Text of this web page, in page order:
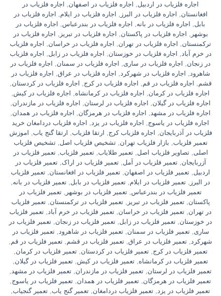
اجاره فلزیاب در اردبیل, اجاره فلزیاب در اصفهان,
اجاره فلزیاب در
افغانستان, اجاره فلزیاب در البرز , اجاره فلزیاب در ایلام,
اجاره فلزیاب در
بابل, اجاره فلزیاب در بانه, اجاره فلزیاب در بندرعباس,
اجاره فلزیاب در
بوشهر , اجاره فلزیاب در پاکستان, اجاره فلزیاب در تبریز ,
اجاره فلزیاب در
ترکمنستان, اجاره فلزیاب در تهران, اجاره فلزیاب در خراسان,
اجاره فلزیاب
در خرم آباد, اجاره فلزیاب در خوزستان, اجاره فلزیاب در زابل,
اجاره فلزیاب
در زنجان, اجاره فلزیاب در ساری, اجاره فلزیاب در سمنان,
اجاره فلزیاب در
شاهرود, اجاره فلزیاب در شهرکرد, اجاره فلزیاب در عراق,
اجاره فلزیاب در
قشم, اجاره فلزیاب در قم, اجاره فلزیاب در کرج, اجاره فلزیاب در کردستان,
اجاره فلزیاب در کرمان, اجاره فلزیاب در کرمانشاه, اجاره فلزیاب در کیش,
اجاره فلزیاب در گیلان, اجاره فلزیاب در لرستان, اجاره فلزیاب در مازندران,
اجاره فلزیاب در مشهد, اجاره فلزیاب در هرمزگان, اجاره فلزیاب در همدان,
اجاره فلزیاب در یاسوج, اجاره فلزیاب در یزد,
اجاره فلزیاب دردامغان خرید
فلزیاب در آذربایجان, اجاره فلزیاب کرج, ارتقا فلزیاب, ارتقا گنج یاب,
اموزش
تعمیر فلزیاب, بازار فلزیاب تهران,تشخیص فلزیاب اصل,تشخیص فلزیاب
اصلی,تصاویر فلزیاب اصل,تعمیر طلایاب,تعمیر فلزیاب,تعمیر فلزیاب در
آزربایجان,تعمیر فلزیاب در آمل,تعمیر فلزیاب در اراک,تعمیر فلزیاب در
اردبیل, تعمیر فلزیاب در اصفهان, تعمیر فلزیاب در افغانستان, تعمیر فلزیاب
در البرز , تعمیر فلزیاب در ایلام, تعمیر فلزیاب در بابل, تعمیر فلزیاب در بانه,
تعمیر فلزیاب در بندرعباس, تعمیر فلزیاب در بوشهر , تعمیر فلزیاب در
پاکستان,تعمیر فلزیاب در تبریز ,تعمیر فلزیاب در ترکمنستان,تعمیر فلزیاب
در تهران, تعمیر فلزیاب در خراسان, تعمیر فلزیاب در خرم آباد, تعمیر فلزیاب
در خوزستان, تعمیر فلزیاب در زابل, تعمیر فلزیاب در زنجان, تعمیر فلزیاب در
ساری,تعمیر فلزیاب در سمنان,تعمیر فلزیاب در شاهرود,تعمیر فلزیاب در
شهرکرد, تعمیر فلزیاب در عراق, تعمیر فلزیاب در قشم, تعمیر فلزیاب در قم,
تعمیر فلزیاب در کرج,تعمیر فلزیاب در کردستان,تعمیر فلزیاب در کرمان,
تعمیر فلزیاب در کرمانشاه, تعمیر فلزیاب در کیش, تعمیر فلزیاب در گیلان,
تعمیر فلزیاب در لرستان, تعمیر فلزیاب در مازندران, تعمیر فلزیاب در مشهد,
تعمیر فلزیاب در هرمزگان, تعمیر فلزیاب در همدان, تعمیر فلزیاب در یاسوج,
تعمیر فلزیاب در یزد, تعمیر فلزیاب دردامغان, تعمیر گنج یاب, تعمیر گنجیاب,